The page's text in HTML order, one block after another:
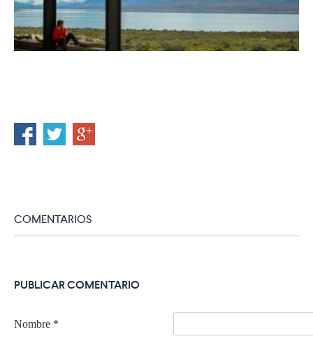
COMENTARIOS
PUBLICAR COMENTARIO
Nombre *